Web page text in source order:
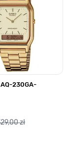
230GA-
zł